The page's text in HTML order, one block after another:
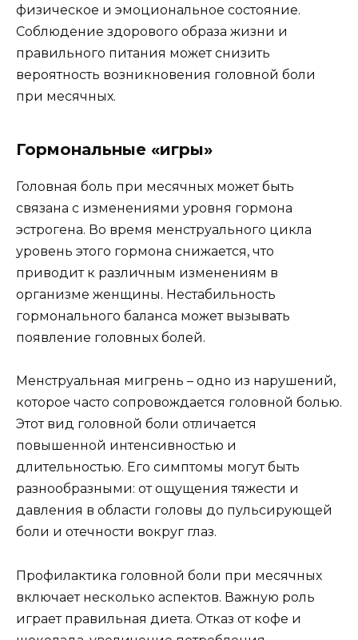
физическое и эмоциональное состояние.
Соблюдение здорового образа жизни и
правильного питания может снизить
вероятность возникновения головной боли
при месячных.
Гормональные «игры»
Головная боль при месячных может быть
связана с изменениями уровня гормона
эстрогена. Во время менструального цикла
уровень этого гормона снижается, что
приводит к различным изменениям в
организме женщины. Нестабильность
гормонального баланса может вызывать
появление головных болей.
Менструальная мигрень – одно из нарушений,
которое часто сопровождается головной болью.
Этот вид головной боли отличается
повышенной интенсивностью и
длительностью. Его симптомы могут быть
разнообразными: от ощущения тяжести и
давления в области головы до пульсирующей
боли и отечности вокруг глаз.
Профилактика головной боли при месячных
включает несколько аспектов. Важную роль
играет правильная диета. Отказ от кофе и